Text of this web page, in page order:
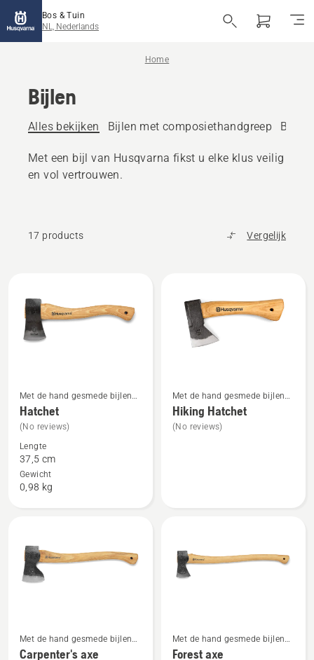
Bos & Tuin
NL, Nederlands
Home
Bijlen
Alles bekijken Bijlen met composiethandgreep Bijlen
Met een bijl van Husqvarna fikst u elke klus veilig
en vol vertrouwen.
17 products Vergelijk
alle
producten
Bekijk
meer
details
over
Hatchet
Met de hand gesmede bijlen
met houten handgreep
Hatchet
(No reviews)
Lengte
37,5 cm
Gewicht
0,98 kg
Bekijk
meer
details
Met de hand gesmede bijlen
met houten handgreep
Hiking Hatchet
(No reviews)
Bekijk
Met de hand gesmede bijlen
met houten handgreep
Carpenter's axe
Bekijk
Met de hand gesmede bijlen
met houten handgreep
Forest axe